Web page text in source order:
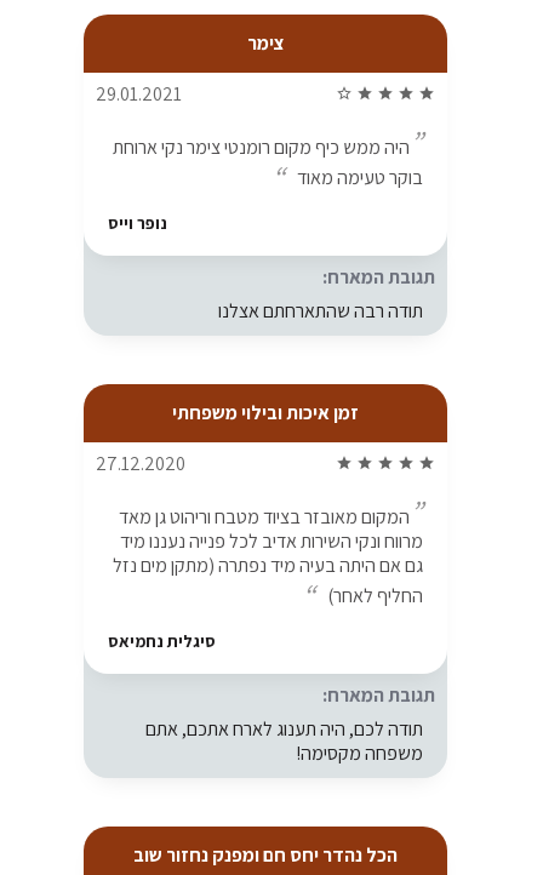
צימר
star
star
star
star
star_border
29.01.2021
היה ממש כיף מקום רומנטי צימר נקי ארוחת
בוקר טעימה מאוד
נופר וייס
תגובת המארח:
תודה רבה שהתארחתם אצלנו
זמן איכות ובילוי משפחתי
star
star
star
star
star
27.12.2020
המקום מאובזר בציוד מטבח וריהוט גן מאד
מרווח ונקי השירות אדיב לכל פנייה נעננו מיד
גם אם היתה בעיה מיד נפתרה (מתקן מים נזל
החליף לאחר)
סיגלית נחמיאס
תגובת המארח:
תודה לכם, היה תענוג לארח אתכם, אתם
משפחה מקסימה!
הכל נהדר יחס חם ומפנק נחזור שוב